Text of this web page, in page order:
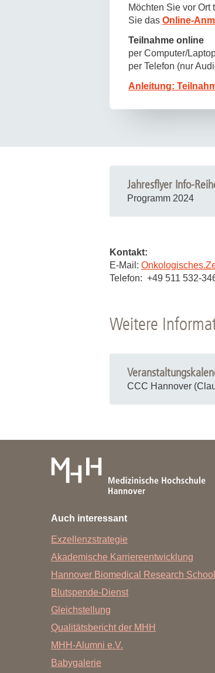
Möchten Sie vor
Sie das Online-
Teilnahme online
per Computer/
per Telefon (nur
Anleitung:
Jahresflyer Info-
Programm 2024
Kontakt:
E-Mail:
Telefon: +49 511 532-
Weitere
CCC Hannover
Auch interessant
Exzellenzstrategie
Akademische Karriereentwicklung
Hannover Biomedical Research School
Blutspende-Dienst
Gleichstellung
Qualitätsbericht der MHH
MHH-Alumni e.V.
Babygalerie